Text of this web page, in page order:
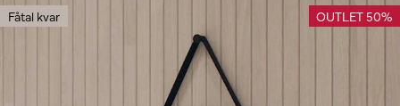
Fåtal kvar OUTLET 50%